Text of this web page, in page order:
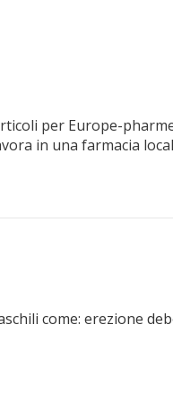
per Europe-
in una farmacia
come: erezione